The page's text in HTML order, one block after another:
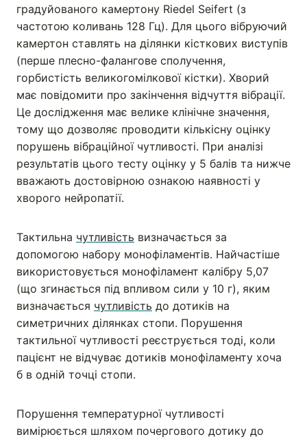
градуйованого камертону Riedel Seifert (з
частотою коливань 128 Гц). Для цього вібруючий
камертон ставлять на ділянки кісткових виступів
(перше плесно-фалангове сполучення,
горбистість великогомілкової кістки). Хворий
має повідомити про закінчення відчуття вібрації.
Це дослідження має велике клінічне значення,
тому що дозволяє проводити кількісну оцінку
порушень вібраційної чутливості. При аналізі
результатів цього тесту оцінку у 5 балів та нижче
вважають достовірною ознакою наявності у
хворого нейропатії.
Тактильна чутливість визначається за
допомогою набору монофіламентів. Найчастіше
використовується монофіламент калібру 5,07
(що згинається під впливом сили у 10 г), яким
визначається чутливість до дотиків на
симетричних ділянках стопи. Порушення
тактильної чутливості реєструється тоді, коли
пацієнт не відчуває дотиків монофіламенту хоча
б в одній точці стопи.
Порушення температурної чутливості
вимірюється шляхом почергового дотику до